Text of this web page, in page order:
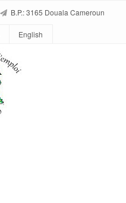
B.P.: 3165 Douala Cameroun
English